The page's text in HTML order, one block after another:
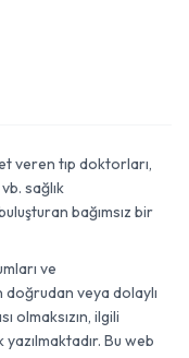
veren tıp doktorları,
sağlık
bağımsız bir
ve
veya dolaylı
olmaksızın, ilgili
Bu web